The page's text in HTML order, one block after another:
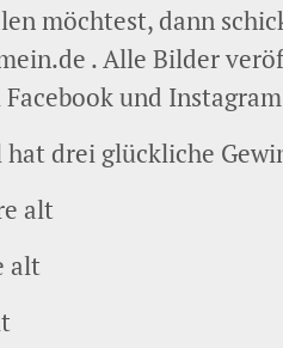
möchtest, dann
. Alle Bilder
und
hat drei glückliche
alt
alt